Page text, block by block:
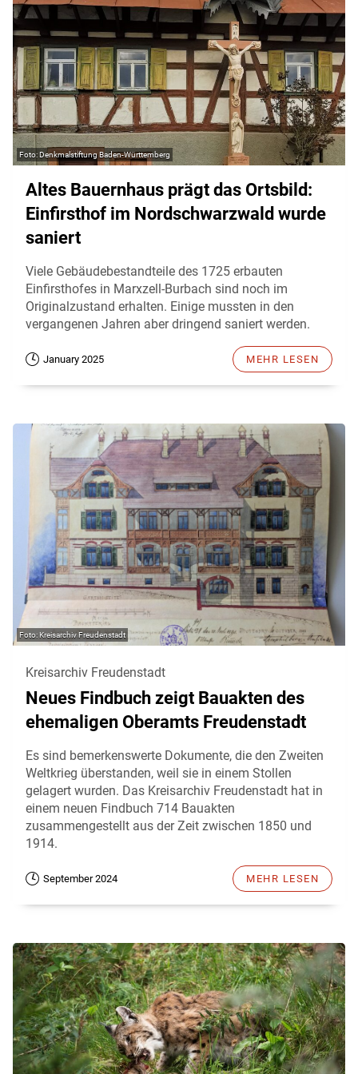
Denkmalstiftung Baden-Württemberg
Altes Bauernhaus prägt das Ortsbild:
Einfirsthof im Nordschwarzwald wurde
saniert
Viele Gebäudebestandteile des 1725 erbauten
Einfirsthofes in Marxzell-Burbach sind noch im
Originalzustand erhalten. Einige mussten in den
vergangenen Jahren aber dringend saniert werden.
January 2025 MEHR LESEN
Kreisarchiv Freudenstadt
Kreisarchiv Freudenstadt
Neues Findbuch zeigt Bauakten des
ehemaligen Oberamts Freudenstadt
Es sind bemerkenswerte Dokumente, die den Zweiten
Weltkrieg überstanden, weil sie in einem Stollen
gelagert wurden. Das Kreisarchiv Freudenstadt hat in
einem neuen Findbuch 714 Bauakten
zusammengestellt aus der Zeit zwischen 1850 und
1914.
September 2024 MEHR LESEN